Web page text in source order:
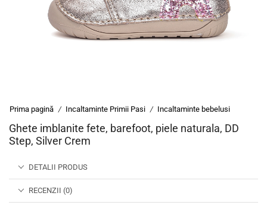
Prima pagină / Incaltaminte Primii Pasi / Incaltaminte bebelusi
Ghete imblanite fete, barefoot, piele naturala, DD
Step, Silver Crem
DETALII PRODUS
RECENZII (0)